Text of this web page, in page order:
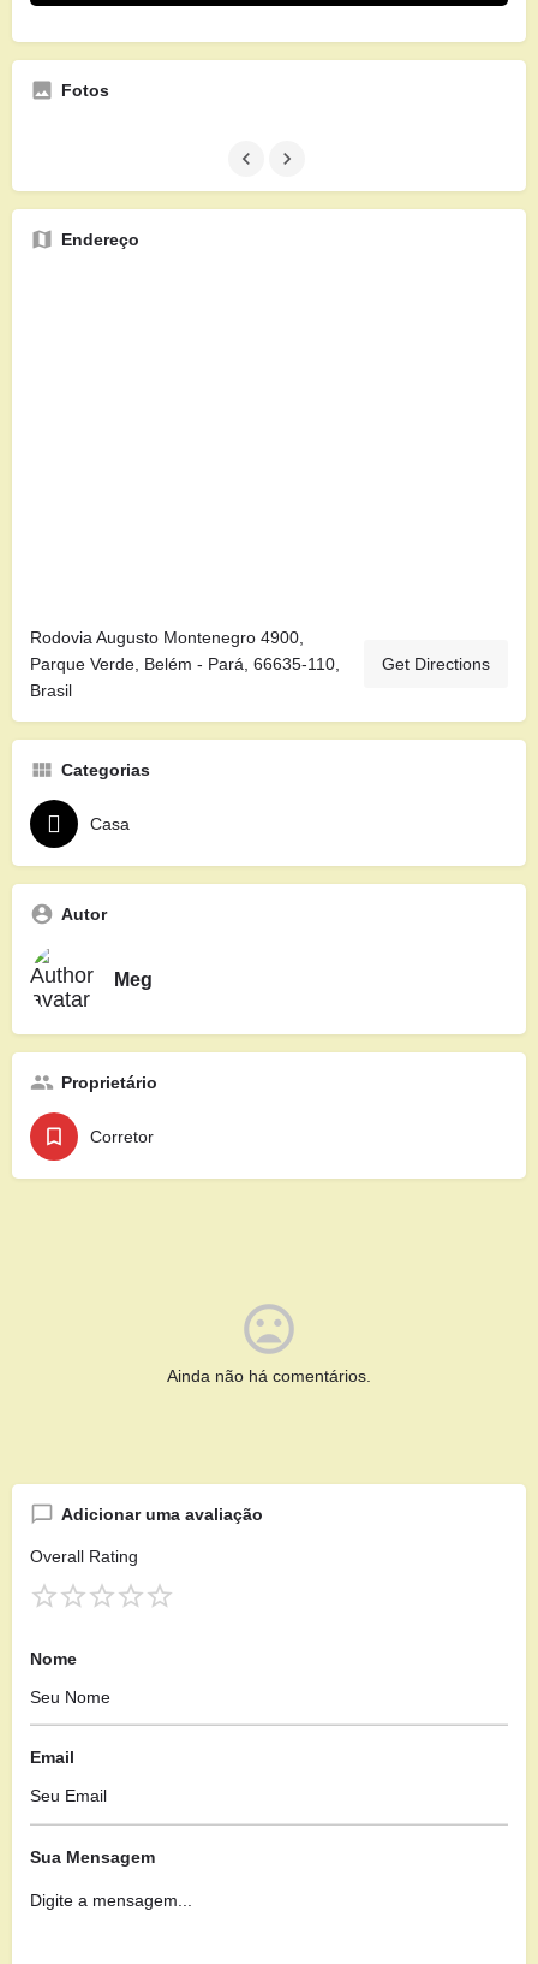
Fotos
Endereço
Rodovia Augusto Montenegro 4900,
Parque Verde, Belém - Pará, 66635-110,
Brasil
Get Directions
Categorias
Casa
Autor
Meg
Proprietário
Corretor
Ainda não há comentários.
Adicionar uma avaliação
Overall Rating
Nome
Email
Sua Mensagem